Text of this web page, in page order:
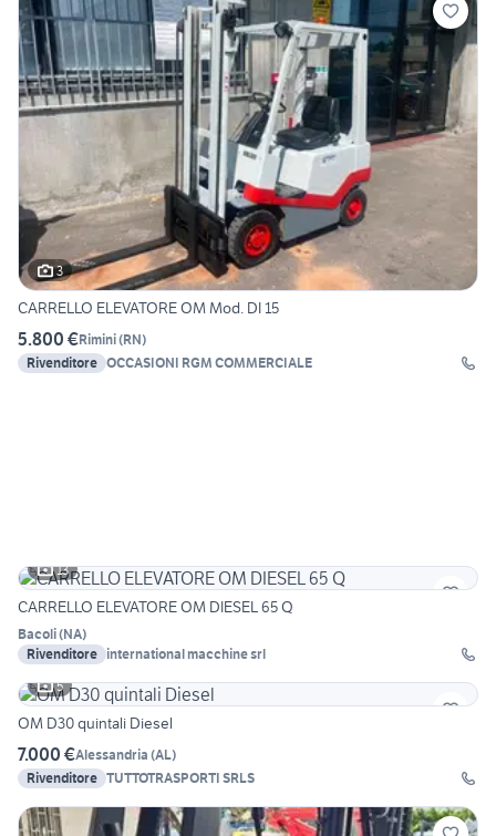
3
CARRELLO ELEVATORE OM Mod. DI 15
5.800 €Rimini(RN)
Rivenditore OCCASIONI RGM COMMERCIALE
13
CARRELLO ELEVATORE OM DIESEL 65 Q
Bacoli(NA)
Rivenditore international macchine srl
5
OM D30 quintali Diesel
7.000 €Alessandria (AL)
Rivenditore TUTTOTRASPORTI SRLS